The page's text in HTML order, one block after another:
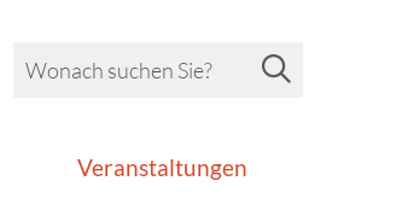
Veranstaltungen